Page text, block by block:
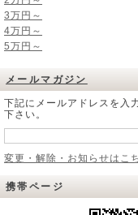
3万円～
4万円～
5万円～
メールマガジン
下記にメールアドレスを入
下さい。
変更・解除・お知らせはこ
携帯ページ